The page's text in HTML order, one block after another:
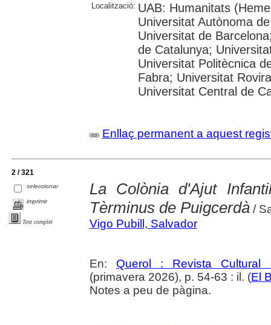
Localització: UAB: Humanitats
Universitat Autònoma
Universitat de
de Catalunya;
Universitat Politècnica
Fabra; Universitat
Universitat Central de
Enllaç permanent a aquest
2 / 321
seleccionar
imprimir
Text complet
La Colònia d'Ajut
Tèrminus de Puigcerdà/
Vigo Pubill, Salvador
En: Querol : Revista Cultural
(primavera 2026), p. 54-63 : il. (El
Notes a peu de pàgina.